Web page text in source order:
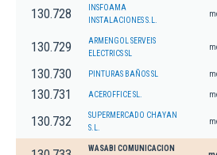
130.728
INSFOAMA
INSTALACIONES S.L.
130.729
ARMENGOL SERVEIS
ELECTRICS SL
130.730 PINTURAS BAÑOS SL
130.731 ACEROFFICE SL.
130.732
SUPERMERCADO CHAYAN
S.L.
WASABI COMUNICACION